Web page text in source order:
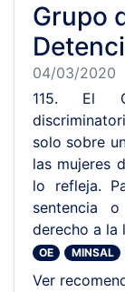
Grupo
04/03/2020
115. El
solo sobre
las mujeres
lo refleja.
sentencia
derecho a la
OE MINSAL
Ver